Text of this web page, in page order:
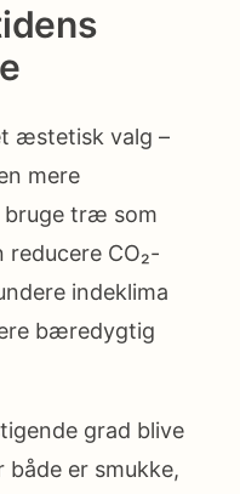
æstetisk valg –
mere
bruge træ som
reducere CO₂-
indeklima
bæredygtig
grad blive
både er smukke,